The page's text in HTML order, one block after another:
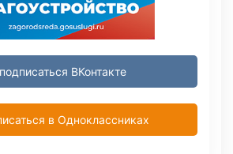
ВКонтакте
в Одноклассниках